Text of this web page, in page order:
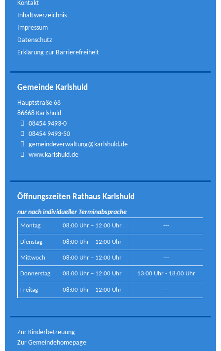
Kontakt
Inhaltsverzeichnis
Impressum
Datenschutz
Erklärung zur Barrierefreiheit
Gemeinde Karlshuld
Hauptstraße 68
86668 Karlshuld
08454 9493-0
08454 9493-50
gemeindeverwaltung@karlshuld.de
www.karlshuld.de
Öffnungszeiten Rathaus Karlshuld
nur nach individueller Terminabsprache
Montag 08:00 Uhr – 12:00 Uhr ---
Dienstag 08:00 Uhr – 12:00 Uhr ---
Mittwoch 08:00 Uhr – 12:00 Uhr ---
Donnerstag 08:00 Uhr – 12:00 Uhr 13:00 Uhr - 18:00 Uhr
Freitag 08:00 Uhr – 12:00 Uhr ---
Zur Kinderbetreuung
Zur Gemeindehomepage